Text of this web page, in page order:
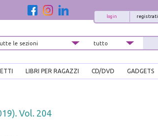
registrati
login
LIBRI PER RAGAZZI CD/DVD GADGETS
Vol. 204